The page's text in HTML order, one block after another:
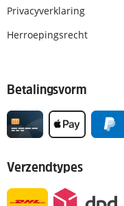
Privacyverklaring
Herroepingsrecht
Betalingsvorm
Verzendtypes